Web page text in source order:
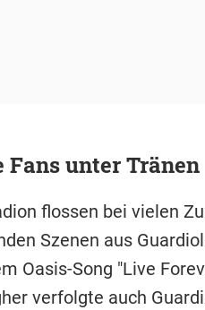
Fans unter Tränen
flossen bei vielen
Szenen aus
Oasis-Song "Live
verfolgte auch